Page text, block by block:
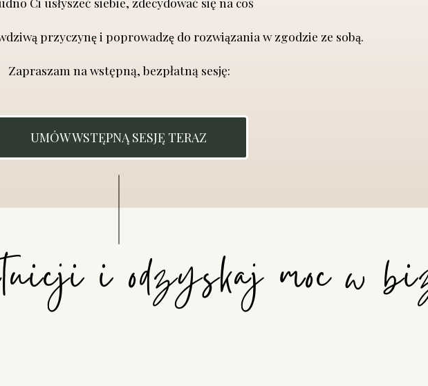
przyczynę i poprowadzę do rozwiązania w zgodzie ze sobą.
Zapraszam na wstępną, bezpłatną sesję:
UMÓW WSTĘPNĄ SESJĘ TERAZ
i odzyskaj moc w